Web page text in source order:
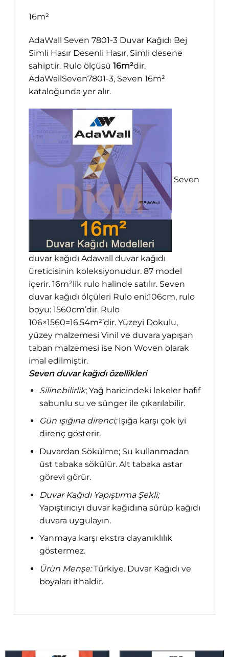
16m²
AdaWall Seven 7801-3 Duvar Kağıdı Bej
Simli Hasır Desenli Hasır, Simli desene
sahiptir. Rulo ölçüsü 16m²dir.
AdaWallSeven7801-3, Seven 16m²
kataloğunda yer alır.
Seven
duvar kağıdı Adawall duvar kağıdı
üreticisinin koleksiyonudur. 87 model
içerir. 16m²lik rulo halinde satılır. Seven
duvar kağıdı ölçüleri Rulo eni:106cm, rulo
boyu: 1560cm’dir. Rulo
106×1560=16,54m²’dir. Yüzeyi Dokulu,
yüzey malzemesi Vinil ve duvara yapışan
taban malzemesi ise Non Woven olarak
imal edilmiştir.
Seven duvar kağıdı özellikleri
Silinebilirlik; Yağ haricindeki lekeler hafif
sabunlu su ve sünger ile çıkarılabilir.
Gün ışığına direnci;Işığa karşı çok iyi
direnç gösterir.
Duvardan Sökülme; Su kullanmadan
üst tabaka sökülür. Alt tabaka astar
görevi görür.
Duvar Kağıdı Yapıştırma Şekli;
Yapıştırıcıyı duvar kağıdına sürüp kağıdı
duvara uygulayın.
Yanmaya karşı ekstra dayanıklılık
göstermez.
Ürün Menşe:Türkiye. Duvar Kağıdı ve
boyaları ithaldir.